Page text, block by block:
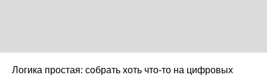
Логика простая: собрать хоть что-то на цифровых